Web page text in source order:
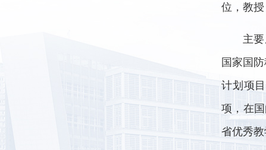
位，教
主
国家国
计划项
项，在
省优秀